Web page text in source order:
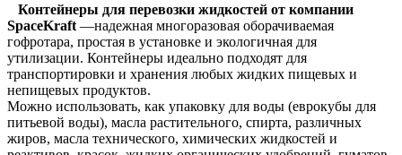
Контейнеры для перевозки жидкостей от компании
SpaceKraft —надежная многоразовая оборачиваемая
гофротара, простая в установке и экологичная для
утилизации. Контейнеры идеально подходят для
транспортировки и хранения любых жидких пищевых и
непищевых продуктов.
Можно использовать, как упаковку для воды (еврокубы для
питьевой воды), масла растительного, спирта, различных
жиров, масла технического, химических жидкостей и